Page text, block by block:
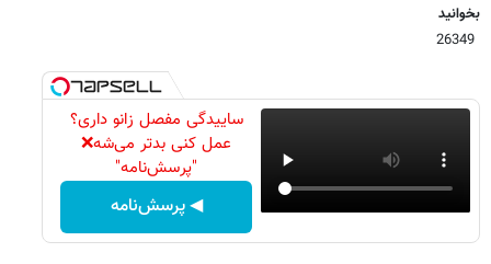
بخوانید
ساییدگی مفصل زانو داری؟
عمل کنی بدتر می‌شه❌
"پرسش‌نامه"
◀ پرسش‌نامه